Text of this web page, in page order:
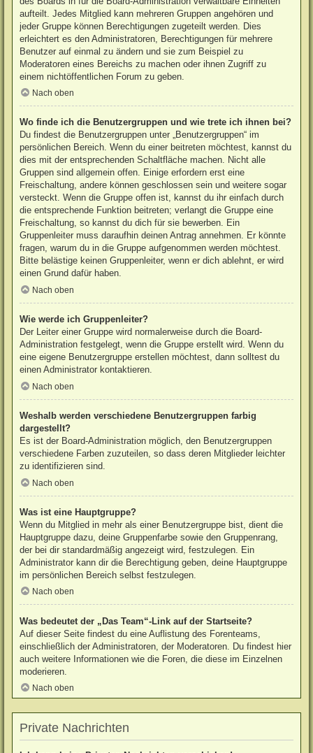
aufteilt. Jedes Mitglied kann mehreren Gruppen angehören und
jeder Gruppe können Berechtigungen zugeteilt werden. Dies
erleichtert es den Administratoren, Berechtigungen für mehrere
Benutzer auf einmal zu ändern und sie zum Beispiel zu
Moderatoren eines Bereichs zu machen oder ihnen Zugriff zu
einem nichtöffentlichen Forum zu geben.
Nach oben
Wo finde ich die Benutzergruppen und wie trete ich ihnen bei?
Du findest die Benutzergruppen unter „Benutzergruppen“ im
persönlichen Bereich. Wenn du einer beitreten möchtest, kannst du
dies mit der entsprechenden Schaltfläche machen. Nicht alle
Gruppen sind allgemein offen. Einige erfordern erst eine
Freischaltung, andere können geschlossen sein und weitere sogar
versteckt. Wenn die Gruppe offen ist, kannst du ihr einfach durch
die entsprechende Funktion beitreten; verlangt die Gruppe eine
Freischaltung, so kannst du dich für sie bewerben. Ein
Gruppenleiter muss daraufhin deinen Antrag annehmen. Er könnte
fragen, warum du in die Gruppe aufgenommen werden möchtest.
Bitte belästige keinen Gruppenleiter, wenn er dich ablehnt, er wird
einen Grund dafür haben.
Nach oben
Wie werde ich Gruppenleiter?
Der Leiter einer Gruppe wird normalerweise durch die Board-
Administration festgelegt, wenn die Gruppe erstellt wird. Wenn du
eine eigene Benutzergruppe erstellen möchtest, dann solltest du
einen Administrator kontaktieren.
Nach oben
Weshalb werden verschiedene Benutzergruppen farbig
dargestellt?
Es ist der Board-Administration möglich, den Benutzergruppen
verschiedene Farben zuzuteilen, so dass deren Mitglieder leichter
zu identifizieren sind.
Nach oben
Was ist eine Hauptgruppe?
Wenn du Mitglied in mehr als einer Benutzergruppe bist, dient die
Hauptgruppe dazu, deine Gruppenfarbe sowie den Gruppenrang,
der bei dir standardmäßig angezeigt wird, festzulegen. Ein
Administrator kann dir die Berechtigung geben, deine Hauptgruppe
im persönlichen Bereich selbst festzulegen.
Nach oben
Was bedeutet der „Das Team“-Link auf der Startseite?
Auf dieser Seite findest du eine Auflistung des Forenteams,
einschließlich der Administratoren, der Moderatoren. Du findest hier
auch weitere Informationen wie die Foren, die diese im Einzelnen
moderieren.
Nach oben
Private Nachrichten